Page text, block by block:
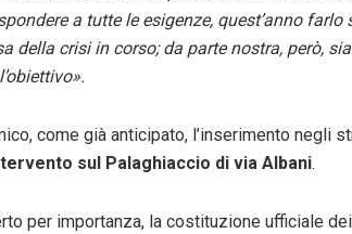
a tutte le esigenze, quest’anno farlo
della crisi in corso; da parte nostra, però,
come già anticipato, l’inserimento negli
sul Palaghiaccio di via Albani.
per importanza, la costituzione ufficiale dei